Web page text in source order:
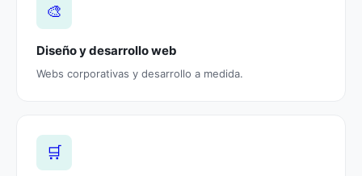
🎨
Diseño y desarrollo web
Webs corporativas y desarrollo a medida.
🛒